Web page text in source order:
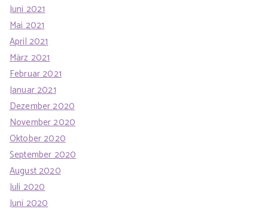
Juni 2021
Mai 2021
April 2021
März 2021
Februar 2021
Januar 2021
Dezember 2020
November 2020
Oktober 2020
September 2020
August 2020
Juli 2020
Juni 2020